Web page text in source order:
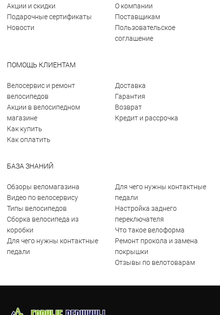
Акции и скидки
Подарочные сертификаты
Новости
О компании
Поставщикам
Пользовательское
соглашение
ПОМОЩЬ КЛИЕНТАМ
Велосервис и ремонт
велосипедов
Акции в велосипедном
магазине
Как купить
Как оплатить
Доставка
Гарантия
Возврат
Кредит и рассрочка
БАЗА ЗНАНИЙ
Обзоры веломагазина
Видео по велосервису
Типы велосипедов
Сборка велосипеда из
коробки
Для чего нужны контактные
педали
Для чего нужны контактные
педали
Настройка заднего
переключателя
Что такое велоформа
Ремонт прокола и замена
покрышки
Отзывы по велотоварам